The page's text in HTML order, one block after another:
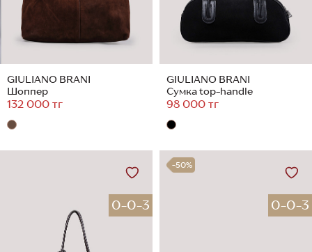
GIULIANO BRANI
Шоппер
132 000 тг
GIULIANO BRANI
Сумка top-handle
98 000 тг
0-0-3
-50%
0-0-3